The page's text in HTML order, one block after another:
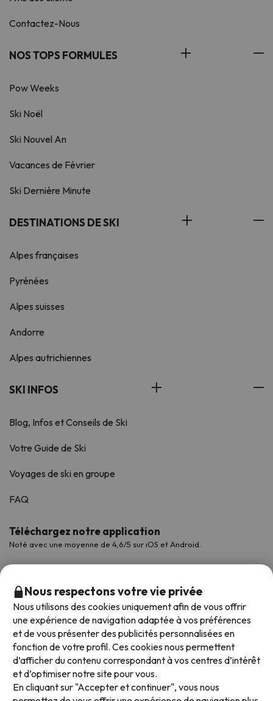
Contactez-Nous
NOS TOPS FORMULES
Pow Weeks
Ski Noël
Ski Nouvel An
Vacances de Février
Ski Dernière Minute
DESTINATIONS DE SKI
Alpes françaises
Pyrénées
Alpes suisses
Andorre
Alpes autrichiennes
SKI INFOS
Blog, Infos et Conseils de Ski
Votre Guide de Ski
Voyages de ski en groupe
FAQ
Téléchargez notre application
Noté avec une moyenne de 4,6/5 sur iOS et Android.
Modes de paiement disponibles
Nous respectons votre vie privée
Nous utilisons des cookies uniquement afin de vous offrir
une expérience de navigation adaptée à vos préférences
et de vous présenter des publicités personnalisées en
fonction de votre profil. Ces cookies nous permettent
d’afficher du contenu correspondant à vos centres d’intérêt
et d’optimiser notre site pour vous.
En cliquant sur "Accepter et continuer", vous nous